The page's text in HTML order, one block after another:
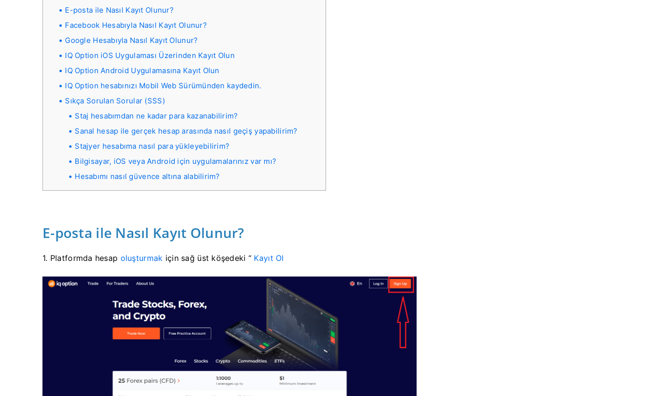
E-posta ile Nasıl Kayıt Olunur?
Facebook Hesabıyla Nasıl Kayıt Olunur?
Google Hesabıyla Nasıl Kayıt Olunur?
IQ Option iOS Uygulaması Üzerinden Kayıt Olun
IQ Option Android Uygulamasına Kayıt Olun
IQ Option hesabınızı Mobil Web Sürümünden kaydedin.
Sıkça Sorulan Sorular (SSS)
Staj hesabımdan ne kadar para kazanabilirim?
Sanal hesap ile gerçek hesap arasında nasıl geçiş yapabilirim?
Stajyer hesabıma nasıl para yükleyebilirim?
Bilgisayar, iOS veya Android için uygulamalarınız var mı?
Hesabımı nasıl güvence altına alabilirim?
E-posta ile Nasıl Kayıt Olunur?
1. Platformda hesap oluşturmak için sağ üst köşedeki “ Kayıt Ol